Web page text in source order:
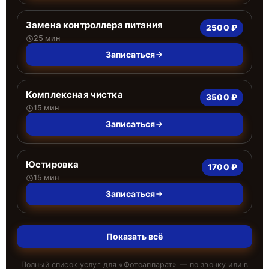
Замена контроллера питания
25 мин
2500 ₽
Записаться
Комплексная чистка
15 мин
3500 ₽
Записаться
Юстировка
15 мин
1700 ₽
Записаться
Показать всё
Полный список услуг для « Фотоаппарат» — по звонку или в